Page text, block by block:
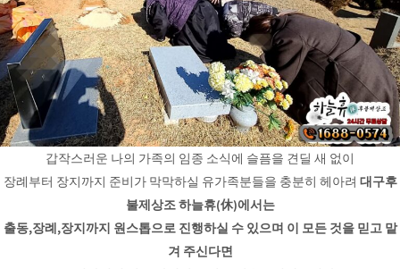
갑작스러운 나의 가족의 임종 소식에 슬픔을 견딜 새 없이
장례부터 장지까지 준비가 막막하실 유가족분들을 충분히 헤아려 대구후
불제상조 하늘휴(休)에서는
출동,장례,장지까지 원스톱으로 진행하실 수 있으며 이 모든 것을 믿고 맡
겨 주신다면